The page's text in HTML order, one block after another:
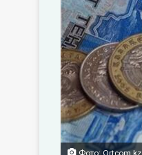
Фото: Ortcom.kz